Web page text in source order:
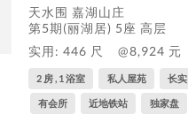
天水围 嘉湖山庄
第5期(丽湖居) 5座 高层
实用: 446 尺
@8,924 元
2 房 , 1 浴室 私人屋苑 长实
有会所 近地铁站 独家盘